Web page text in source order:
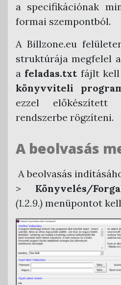
a specifikációnak
formai szempontból.
A Billzone.eu
struktúrája megfelel
a feladas.txt fájlt
könyvviteli
ezzel előkészített
rendszerbe rögzíteni.
A beolvasás
A beolvasás
> Könyvelés/
(1.2.9.) menüpontot